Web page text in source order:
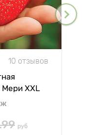
10 отзывов
Мери XXL
руб